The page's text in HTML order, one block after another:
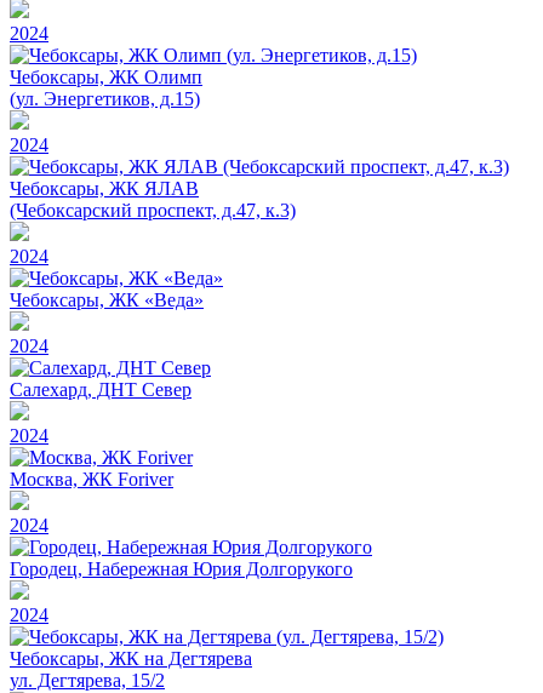
2024
Чебоксары, ЖК Олимп
(ул. Энергетиков, д.15)
2024
Чебоксары, ЖК ЯЛАВ
(Чебоксарский проспект, д.47, к.3)
2024
Чебоксары, ЖК «Веда»
2024
Салехард, ДНТ Север
2024
Москва, ЖК Foriver
2024
Городец, Набережная Юрия Долгорукого
2024
Чебоксары, ЖК на Дегтярева
ул. Дегтярева, 15/2